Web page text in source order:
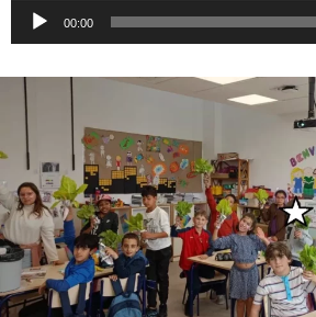
Reproductor
de
00:00